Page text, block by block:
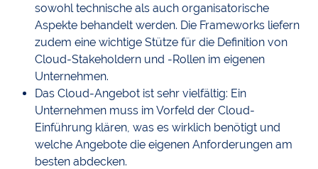
sowohl technische als auch organisatorische
Aspekte behandelt werden. Die Frameworks liefern
zudem eine wichtige Stütze für die Definition von
Cloud-Stakeholdern und -Rollen im eigenen
Unternehmen.
Das Cloud-Angebot ist sehr vielfältig: Ein
Unternehmen muss im Vorfeld der Cloud-
Einführung klären, was es wirklich benötigt und
welche Angebote die eigenen Anforderungen am
besten abdecken.